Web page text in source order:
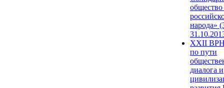
народа»
XXII
по пути
диалога и